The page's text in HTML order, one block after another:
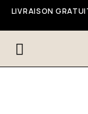
LIVRAISON